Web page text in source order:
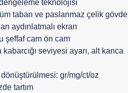
teknolojisi
taban ve paslanmaz çelik gövde
aydınlatmalı ekran
şeffaf cam ön cam
kabarcığı seviyesi ayarı, alt kanca
gr/mg/ct/oz
tartım